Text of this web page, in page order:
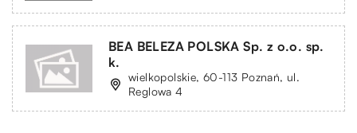
BEA BELEZA POLSKA Sp. z o.o. sp.
k.
wielkopolskie, 60-113 Poznań, ul.
Reglowa 4